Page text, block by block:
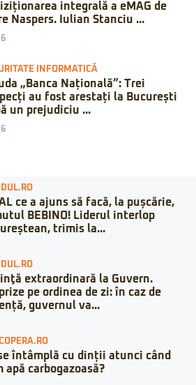
integrală a eMAG de
Naspers. Iulian Stanciu ...
INFORMATICĂ
„Banca Națională”: Trei
au fost arestați la București
un prejudiciu ...
ce a ajuns să facă, la pușcărie,
BEBINO! Liderul interlop
trimis la...
extraordinară la Guvern.
pe ordinea de zi: în caz de
guvernul va...
întâmplă cu dinții atunci când
apă carbogazoasă?